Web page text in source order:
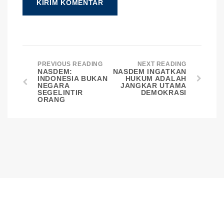
PREVIOUS READING
NASDEM:
INDONESIA BUKAN
NEGARA
SEGELINTIR
ORANG
NEXT READING
NASDEM INGATKAN
HUKUM ADALAH
JANGKAR UTAMA
DEMOKRASI